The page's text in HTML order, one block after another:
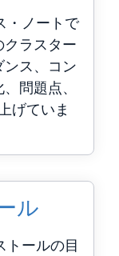
・ノートで
ラスター
ス、コン
問題点、
げていま
ル
ールの目